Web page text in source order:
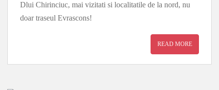
Dlui Chirinciuc, mai vizitati si localitatile de la nord, nu
doar traseul Evrascons!
READ MORE